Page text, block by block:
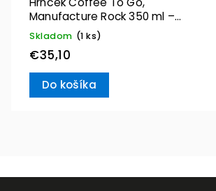
Manufacture Rock 350 ml –
Villeroy & Boch
Skladom (1 ks)
€35,10
Do košíka